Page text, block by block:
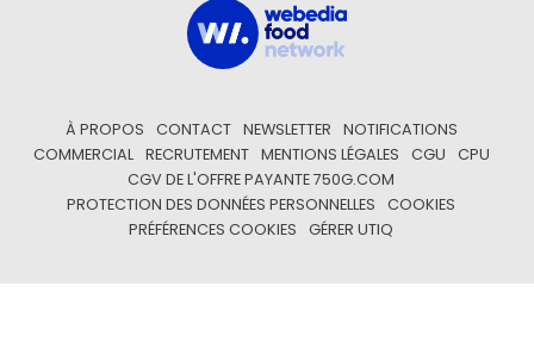
À PROPOS CONTACT NEWSLETTER
NOTIFICATIONS
COMMERCIAL
RECRUTEMENT MENTIONS LÉGALES CGU
CPU
CGV DE L'OFFRE PAYANTE 750G.COM
PROTECTION DES DONNÉES PERSONNELLES
COOKIES
PRÉFÉRENCES COOKIES
GÉRER UTIQ